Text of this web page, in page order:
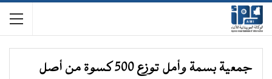
جمعية بسمة وأمل توزع 500 كسوة من أصل